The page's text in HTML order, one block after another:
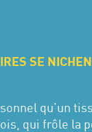
SE
qu’un
qui frôle la